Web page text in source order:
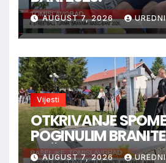
AUGUST 7, 2026
Vijesti
OTKRIVANJE
POGINULIM
RAŠELJKAMA
AUGUST 7, 2026